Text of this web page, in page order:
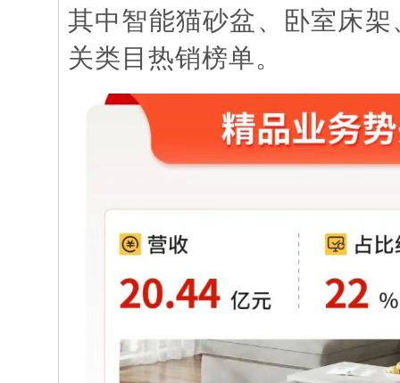
其中智能猫砂盆、卧室床
关类目热销榜单。